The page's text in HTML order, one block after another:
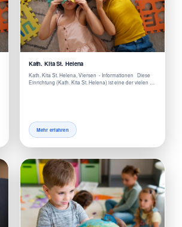
Kath. Kita St. Helena
Kath. Kita St. Helena, Viersen - Informationen Diese
Einrichtung (Kath. Kita St. Helena) ist eine der vielen …
Mehr erfahren